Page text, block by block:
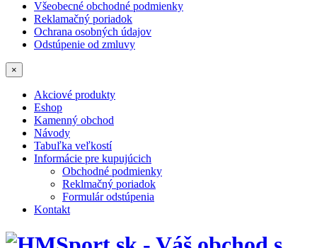
Všeobecné obchodné podmienky
Reklamačný poriadok
Ochrana osobných údajov
Odstúpenie od zmluvy
×
Akciové produkty
Eshop
Kamenný obchod
Návody
Tabuľka veľkostí
Informácie pre kupujúcich
Obchodné podmienky
Reklmačný poriadok
Formulár odstúpenia
Kontakt